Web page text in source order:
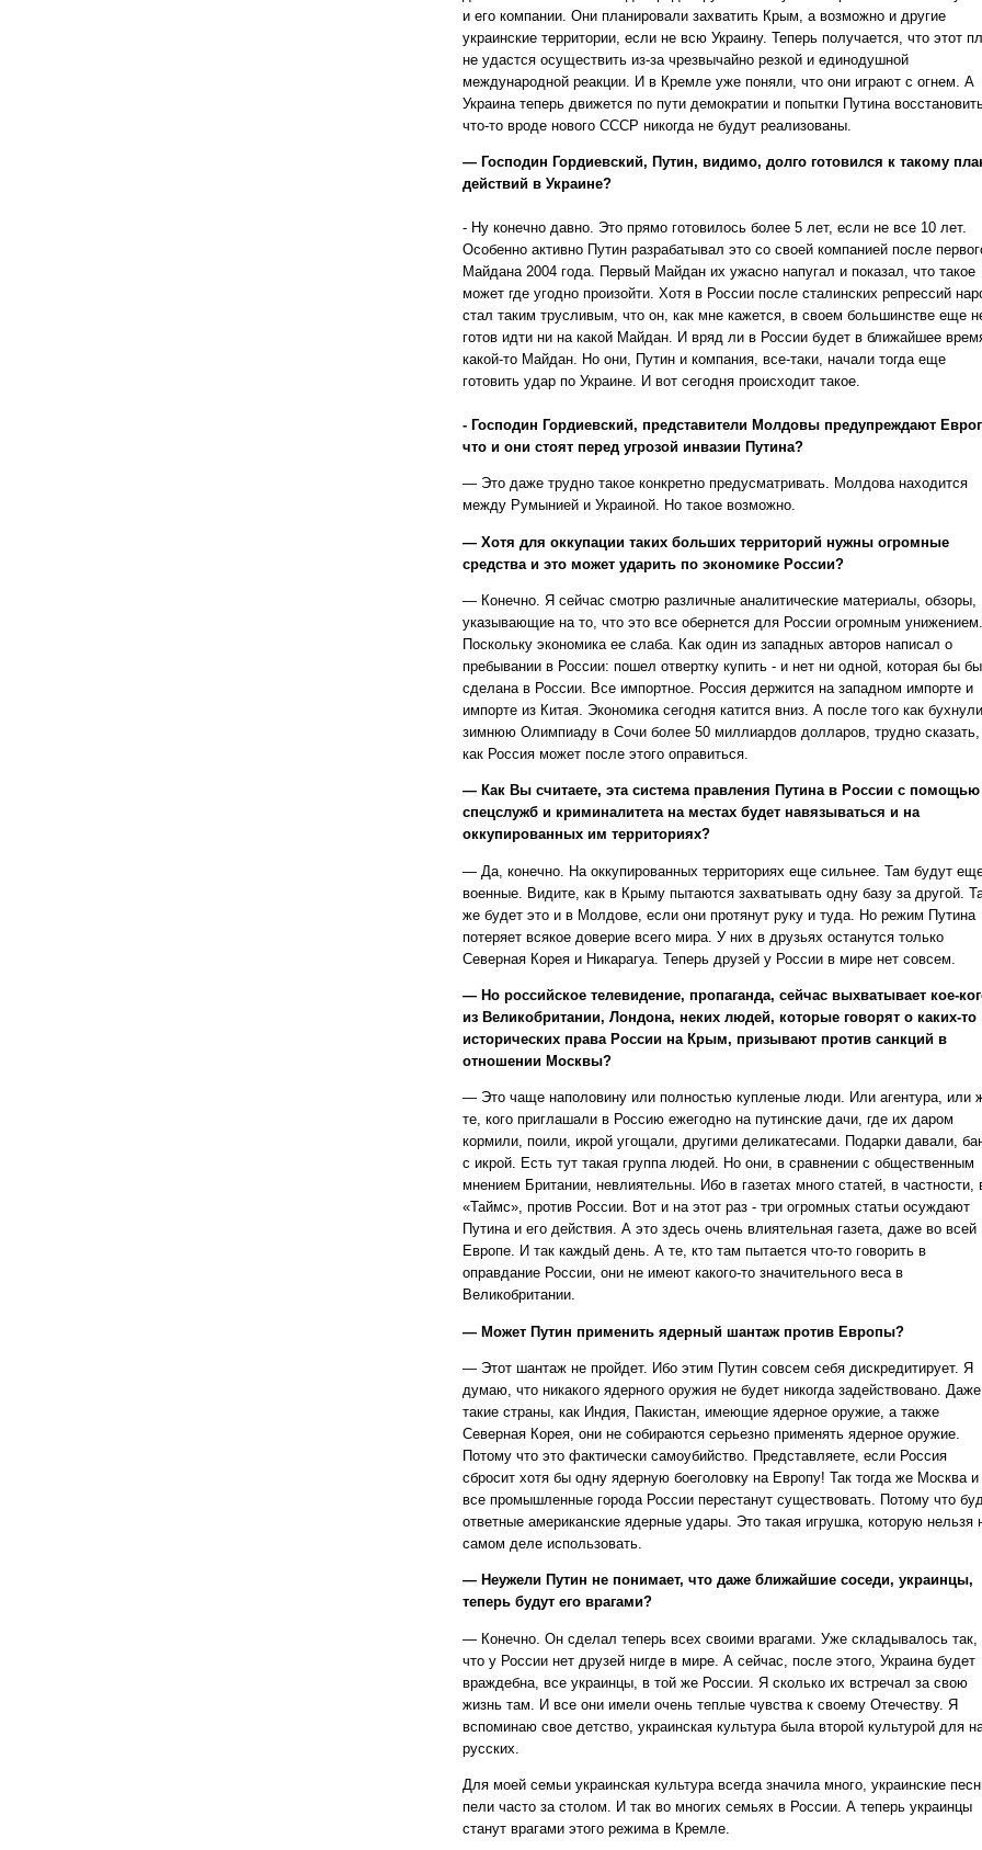
и его компании. Они планировали захватить Крым, а возможно и другие
украинские территории, если не всю Украину. Теперь получается, что этот
не удастся осуществить из-за чрезвычайно резкой и единодушной
международной реакции. И в Кремле уже поняли, что они играют с огнем. А
Украина теперь движется по пути демократии и попытки Путина
что-то вроде нового СССР никогда не будут реализованы.
— Господин Гордиевский, Путин, видимо, долго готовился к такому
действий в Украине?
- Ну конечно давно. Это прямо готовилось более 5 лет, если не все 10 лет.
Особенно активно Путин разрабатывал это со своей компанией после
Майдана 2004 года. Первый Майдан их ужасно напугал и показал, что такое
может где угодно произойти. Хотя в России после сталинских репрессий
стал таким трусливым, что он, как мне кажется, в своем большинстве еще
готов идти ни на какой Майдан. И вряд ли в России будет в ближайшее
какой-то Майдан. Но они, Путин и компания, все-таки, начали тогда еще
готовить удар по Украине. И вот сегодня происходит такое.
- Господин Гордиевский, представители Молдовы предупреждают
что и они стоят перед угрозой инвазии Путина?
— Это даже трудно такое конкретно предусматривать. Молдова находится
между Румынией и Украиной. Но такое возможно.
— Хотя для оккупации таких больших территорий нужны огромные
средства и это может ударить по экономике России?
— Конечно. Я сейчас смотрю различные аналитические материалы, обзоры,
указывающие на то, что это все обернется для России огромным унижением.
Поскольку экономика ее слаба. Как один из западных авторов написал о
пребывании в России: пошел отвертку купить - и нет ни одной, которая бы
сделана в России. Все импортное. Россия держится на западном импорте и
импорте из Китая. Экономика сегодня катится вниз. А после того как
зимнюю Олимпиаду в Сочи более 50 миллиардов долларов, трудно сказать,
как Россия может после этого оправиться.
— Как Вы считаете, эта система правления Путина в России с помощью
спецслужб и криминалитета на местах будет навязываться и на
оккупированных им территориях?
— Да, конечно. На оккупированных территориях еще сильнее. Там будут
военные. Видите, как в Крыму пытаются захватывать одну базу за другой.
же будет это и в Молдове, если они протянут руку и туда. Но режим Путина
потеряет всякое доверие всего мира. У них в друзьях останутся только
Северная Корея и Никарагуа. Теперь друзей у России в мире нет совсем.
— Но российское телевидение, пропаганда, сейчас выхватывает кое-
из Великобритании, Лондона, неких людей, которые говорят о каких-то
исторических права России на Крым, призывают против санкций в
отношении Москвы?
— Это чаще наполовину или полностью купленые люди. Или агентура, или
те, кого приглашали в Россию ежегодно на путинские дачи, где их даром
кормили, поили, икрой угощали, другими деликатесами. Подарки давали,
с икрой. Есть тут такая группа людей. Но они, в сравнении с общественным
мнением Британии, невлиятельны. Ибо в газетах много статей, в частности,
«Таймс», против России. Вот и на этот раз - три огромных статьи осуждают
Путина и его действия. А это здесь очень влиятельная газета, даже во всей
Европе. И так каждый день. А те, кто там пытается что-то говорить в
оправдание России, они не имеют какого-то значительного веса в
Великобритании.
— Может Путин применить ядерный шантаж против Европы?
— Этот шантаж не пройдет. Ибо этим Путин совсем себя дискредитирует. Я
думаю, что никакого ядерного оружия не будет никогда задействовано. Даже
такие страны, как Индия, Пакистан, имеющие ядерное оружие, а также
Северная Корея, они не собираются серьезно применять ядерное оружие.
Потому что это фактически самоубийство. Представляете, если Россия
сбросит хотя бы одну ядерную боеголовку на Европу! Так тогда же Москва и
все промышленные города России перестанут существовать. Потому что
ответные американские ядерные удары. Это такая игрушка, которую нельзя
самом деле использовать.
— Неужели Путин не понимает, что даже ближайшие соседи, украинцы,
теперь будут его врагами?
— Конечно. Он сделал теперь всех своими врагами. Уже складывалось так,
что у России нет друзей нигде в мире. А сейчас, после этого, Украина будет
враждебна, все украинцы, в той же России. Я сколько их встречал за свою
жизнь там. И все они имели очень теплые чувства к своему Отечеству. Я
вспоминаю свое детство, украинская культура была второй культурой для
русских.
Для моей семьи украинская культура всегда значила много, украинские
пели часто за столом. И так во многих семьях в России. А теперь украинцы
станут врагами этого режима в Кремле.